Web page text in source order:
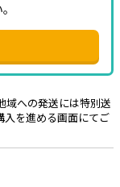
域への発送には特別送
入を進める画面にてご